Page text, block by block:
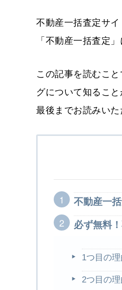
不動産一括査定サ
「不動産一括査定
この記事を読むこ
グについて知ること
最後までお読みいた
不動産一
必ず無料
1つ目の
2つ目の